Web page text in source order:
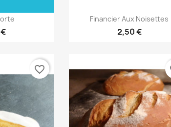
Vista rápida
Financier Aux Noisettes
2,50 €
favorite_border